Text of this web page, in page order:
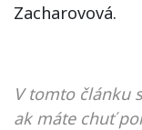
Zacharovová.
V tomto článku
ak máte chuť